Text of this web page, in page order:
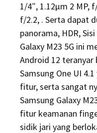
1/4″, 1.12µm 2 MP,
f/2.2, . Serta dapat
panorama, HDR,
Galaxy M23 5G ini
Android 12 teranyar
Samsung One UI
fitur, serta sangat
Samsung Galaxy
fitur keamanan
sidik jari yang